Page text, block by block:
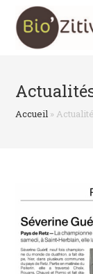
content
Accueil »